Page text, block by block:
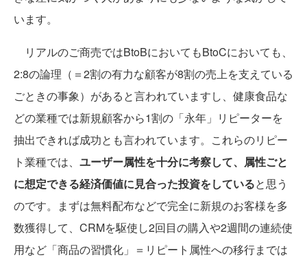
います。
リアルのご商売ではBtoBにおいてもBtoCにおいても、
2:8の論理（＝2割の有力な顧客が8割の売上を支えている
ごときの事象）があると言われていますし、健康食品な
どの業種では新規顧客から1割の「永年」リピーターを
抽出できれば成功とも言われています。これらのリピー
ト業種では、 ユーザー属性を十分に考察して、属性ごと
に想定できる経済価値に見合った投資をしていると思う
のです。まずは無料配布などで完全に新規のお客様を多
数獲得して、CRMを駆使し2回目の購入や2週間の連続使
用など「商品の習慣化」＝リピート属性への移行までは